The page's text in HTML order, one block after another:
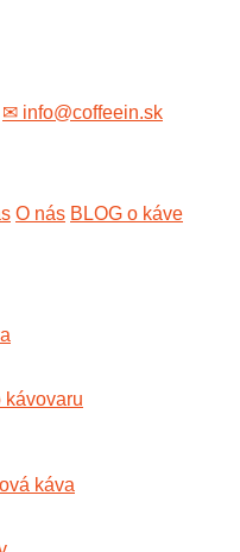
✉ info@coffeein.sk
O nás BLOG o káve
kávovaru
káva